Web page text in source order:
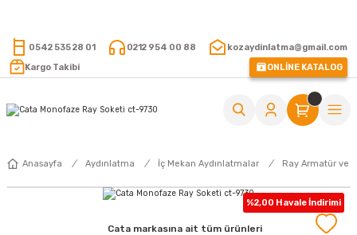
0542 535 28 01 0212 954 00 88
kozaydinlatma@gmail.com
Kargo Takibi
ONLİNE KATALOG
Anasayfa Aydınlatma İç Mekan Aydınlatmalar Ray Armatür ve
%2,00 Havale İndirimi
Cata markasına ait tüm ürünleri